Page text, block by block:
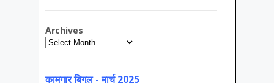
Archives
Archives
कामगार बिगुल - मार्च 2025